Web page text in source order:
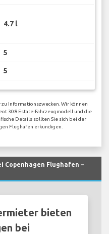
4.7 l
5
5
Informationszwecken. Wir können
308 Estate-Fahrzeugmodell und die
Details sollten Sie sich bei der
Flughafen erkundigen.
Copenhagen Flughafen –
bieten
bei